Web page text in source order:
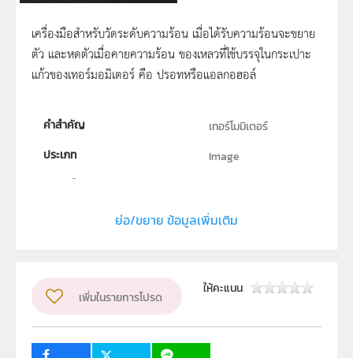
เครื่องมือสำหรับวัดระดับความร้อน เมื่อได้รับความร้อนจะขยาย
ตัว และหดตัวเมื่อคายความร้อน ของเหลวที่ใช้บรรจุในกระเปาะ
แก้วของเทอร์มอมิเตอร์ คือ ปรอทหรือแอลกอฮอล์
คำสำคัญ
เทอร์โมมิเตอร์
ประเภท
Image
รูปแบบไฟล์
.jpeg
ระดับชั้น
ย่อ/ขยาย ข้อมูลเพิ่มเติม
เพิ่มในรายการโปรด
ให้คะแนน